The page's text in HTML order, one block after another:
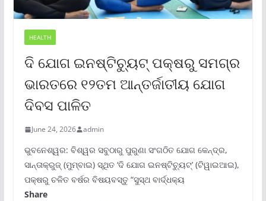
HEALTH
ଦି ଯୋଗ ଇନଷ୍ଟିଚ୍ୟୁଟ୍ ପକ୍ଷରୁ ସମଗ୍ର
ଭାରତରେ ୧୨ତମ ଆନ୍ତର୍ଜାତୀୟ ଯୋଗ
ଦିବସ ପାଳିତ
June 24, 2026 admin
ଭୁବନେଶ୍ୱର: ବିଶ୍ୱର ସବୁଠାରୁ ପୁରୁଣା ସଂଗଠିତ ଯୋଗ କେନ୍ଦ୍ର,
ସାନ୍ତାକ୍ରୁଜ୍ (ମୁମ୍ବାଇ) ସ୍ଥିତ ‘ଦି ଯୋଗ ଇନଷ୍ଟିଚ୍ୟୁଟ୍‌’ (ଟିୱାଇଆଇ),
ପକ୍ଷରୁ ଚଳିତ ବର୍ଷର ବିଷୟବସ୍ତୁ “ସୁସ୍ଥ ବାର୍ଦ୍ଧକ୍ୟ
Share